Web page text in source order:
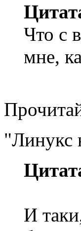
Что с
мне,
"Линукс
И